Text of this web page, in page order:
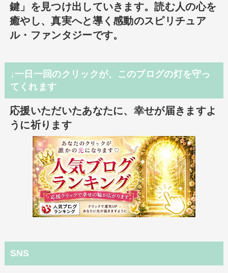
鍵」を見つけ出していきます。読む人の心を
癒やし、真実へと導く感動のスピリチュア
ル・ファンタジーです。
↓一日一回のクリックが、このブログの灯を守っ
てくれます
応援いただいたあなたに、幸せが届きますよ
うに祈ります
SNS